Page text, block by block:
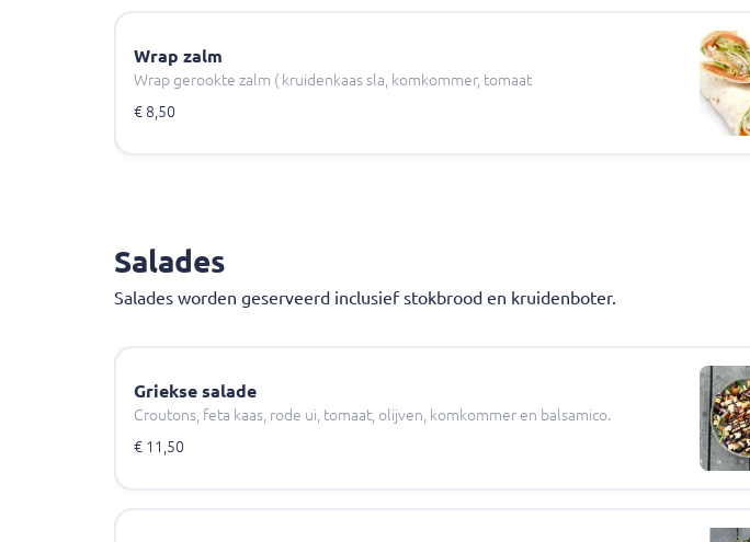
Wrap zalm
Wrap gerookte zalm ( kruidenkaas sla, komkommer, tomaat
€ 8,50
Salades
Salades worden geserveerd inclusief stokbrood en kruidenboter.
Griekse salade
Croutons, feta kaas, rode ui, tomaat, olijven, komkommer en balsamico.
€ 11,50